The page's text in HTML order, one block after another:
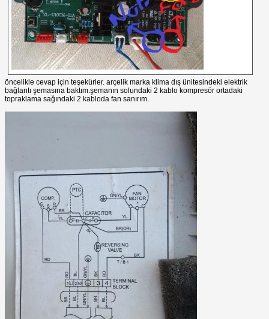
öncelikle cevap için teşekürler. arçelik marka klima dış ünitesindeki elektrik
bağlantı şemasına baktım.şemanın solundaki 2 kablo kompresör ortadaki
topraklama sağındaki 2 kabloda fan sanırım.